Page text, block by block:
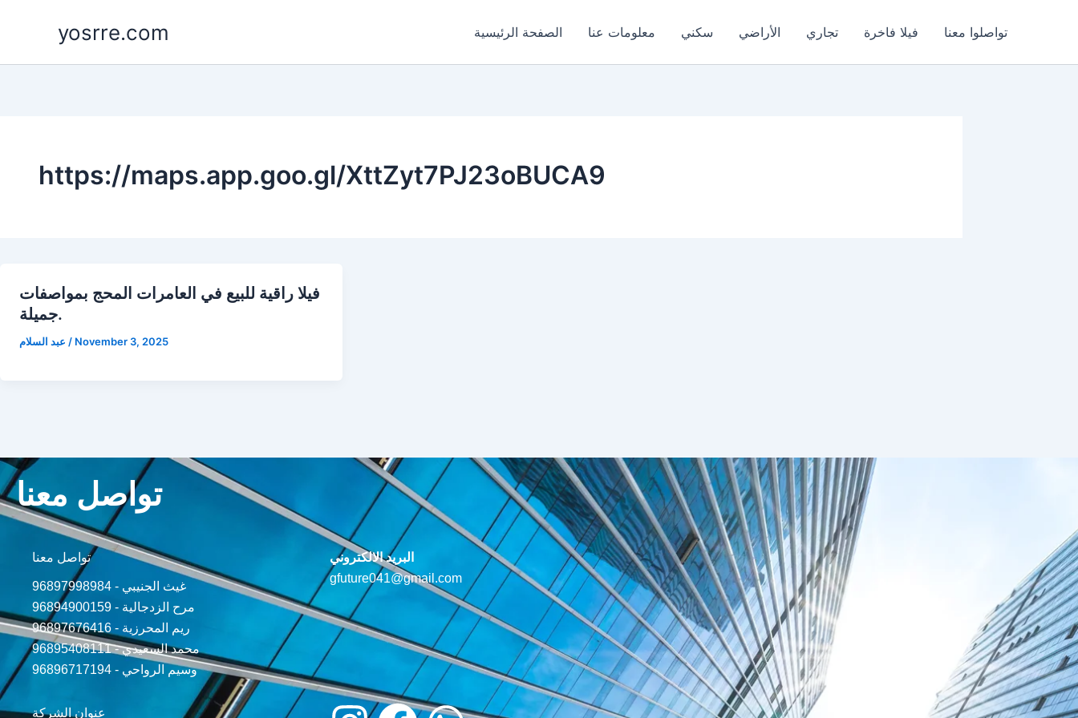
yosrre.com الصفحة الرئيسية معلومات عنا سكني الأراضي تجاري فيلا فاخرة تواصلوا معنا
https://maps.app.goo.gl/XttZyt7PJ23oBUCA9
فيلا راقية للبيع في العامرات المحج بمواصفات
جميلة.
/ November 3, 2025
تواصل معنا
تواصل معنا
96897998984 - غيث الجنيبي
96894900159 - مرح الزدجالية
96897676416 - ريم المحرزية
96895408111 - محمد السعيدي
96896717194 - وسيم الرواحي
البريد الالكتروني
gfuture041@gmail.com
عنوان الشركة